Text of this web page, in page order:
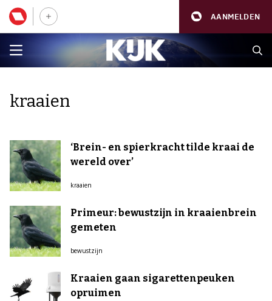
AANMELDEN
kraaien
‘Brein- en spierkracht tilde kraai de
wereld over’
kraaien
Primeur: bewustzijn in kraaienbrein
gemeten
bewustzijn
Kraaien gaan sigarettenpeuken
opruimen